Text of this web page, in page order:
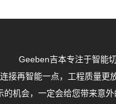
Geeben吉本专注于智能
接再智能一点，工程质量更
的机会，一定会给您带来意